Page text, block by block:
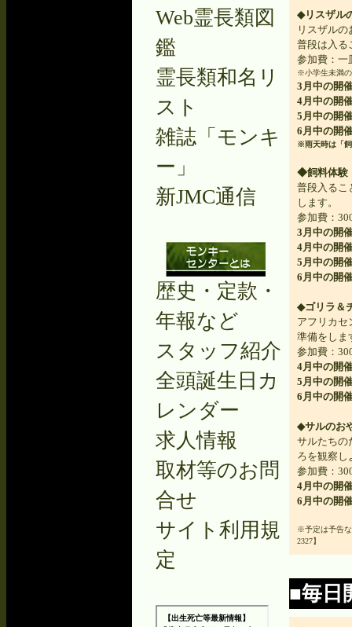
◆リスザル
リスザル
普段は入る
参加費：
※小学生未満の
3月中の開
4月中の開
5月中の開
6月中の開
※雨天時は「
◆飼料体験
普段入るこ
します。
参加費：
3月中の開
4月中の開
5月中の開
6月中の開
◆ゴリラ＆
アフリカセ
準備をしま
参加費：
4月中の開
5月中の開
6月中の開
◆サルの
サルたちの
ろを観察し
参加費：
4月中の開
6月中の開
※予定は予告な
2327】
■毎日
Web霊長類図
鑑
霊長類和名リ
スト
雑誌「モンキ
ー」
新JMC通信
歴史・定款・
年報など
スタッフ紹介
全頭誕生日カ
レンダー
求人情報
取材等のお問
合せ
サイト利用規
定